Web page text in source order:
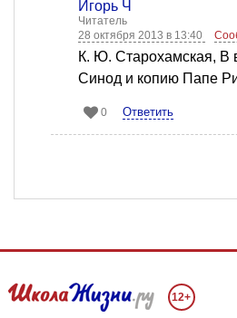
Игорь Ч
Читатель
28 октября 2013 в 13:40
К. Ю. Старохамская, В
Синод и копию Папе
0 Ответить
12+